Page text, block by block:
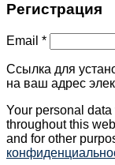
Регистрация
Email *
Ссылка для
на ваш адрес
Your personal
throughout this
and for other